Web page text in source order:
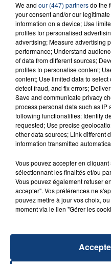
FIL D'ACTU
23 juillet 2026
INCENDIE MORTEL À
SON BÉBÉ ENTRE LA
Un homme s'est
aspergé sa compagne
d'un liquide
We and our (447) partnersdo the
your consent and/or our
information on a device; Use
profiles for personalised
advertising; Measure advertising
performance; Understand
of data from different sources;
profiles to personalise content;
content; Use limited data to
detect fraud, and fix errors;
Save and communicate privacy
process personal data such as IP
following functionalities: Identify
requested; Use precise
other data sources; Link different
information transmitted
Vous pouvez accepter en
sélectionnant les finalités et/ou
Vous pouvez également refuser
accepter". Vos préférences ne
pouvez mettre à jour vos choix,
moment via le lien "Gérer les